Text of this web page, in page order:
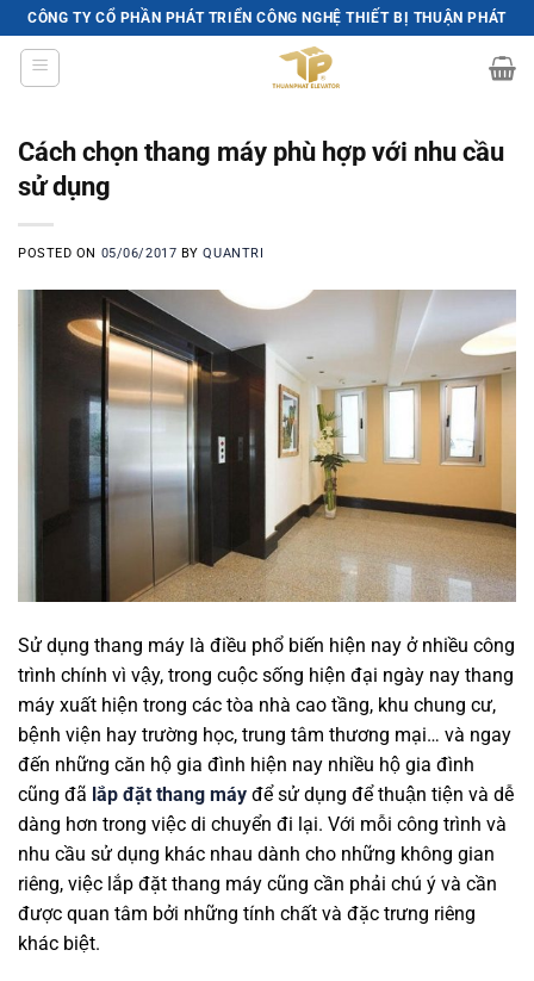
Skip
to
content
CÔNG TY CỔ PHẦN PHÁT TRIỂN CÔNG NGHỆ THIẾT BỊ THUẬN PHÁT
Cách chọn thang máy phù hợp với nhu cầu
sử dụng
POSTED ON 05/06/2017 BYQUANTRI
Sử dụng thang máy là điều phổ biến hiện nay ở nhiều công
trình chính vì vậy, trong cuộc sống hiện đại ngày nay thang
máy xuất hiện trong các tòa nhà cao tầng, khu chung cư,
bệnh viện hay trường học, trung tâm thương mại… và ngay
đến những căn hộ gia đình hiện nay nhiều hộ gia đình
cũng đã lắp đặt thang máy để sử dụng để thuận tiện và dễ
dàng hơn trong việc di chuyển đi lại. Với mỗi công trình và
nhu cầu sử dụng khác nhau dành cho những không gian
riêng, việc lắp đặt thang máy cũng cần phải chú ý và cần
được quan tâm bởi những tính chất và đặc trưng riêng
khác biệt.